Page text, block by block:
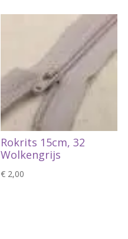
Rokrits 15cm, 32
Wolkengrijs
€ 2,00